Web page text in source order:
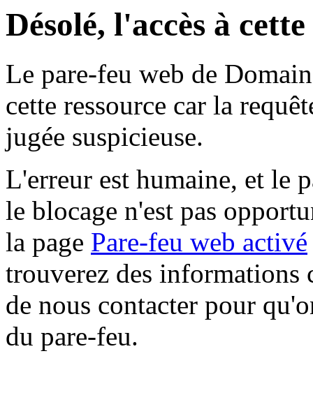
Désolé, l'accès à
Le pare-feu web de
cette ressource car la
jugée suspicieuse.
L'erreur est humaine, et le
le blocage n'est pas
la page Pare-feu web activé
trouverez des informations
de nous contacter pour
du pare-feu.